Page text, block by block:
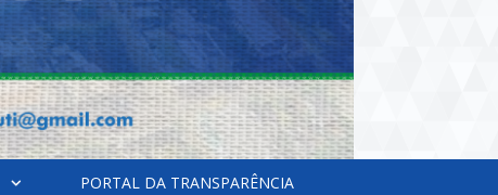
PORTAL DA TRANSPARÊNCIA